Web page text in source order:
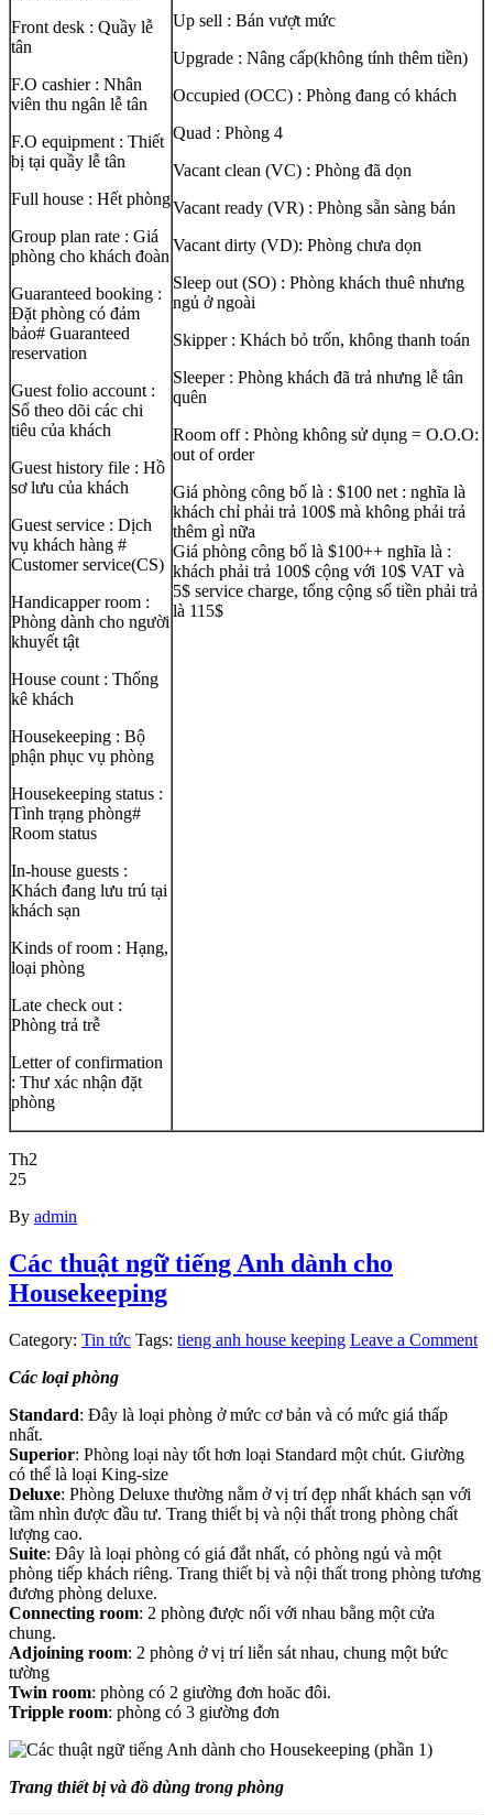
Front desk : Quầy lễ
tân
F.O cashier : Nhân
viên thu ngân lễ tân
F.O equipment : Thiết
bị tại quầy lễ tân
Full house : Hết phòng
Group plan rate : Giá
phòng cho khách đoàn
Guaranteed booking :
Đặt phòng có đảm
bảo# Guaranteed
reservation
Guest folio account :
Sổ theo dõi các chi
tiêu của khách
Guest history file : Hồ
sơ lưu của khách
Guest service : Dịch
vụ khách hàng #
Customer service(CS)
Handicapper room :
Phòng dành cho người
khuyết tật
House count : Thống
kê khách
Housekeeping : Bộ
phận phục vụ phòng
Housekeeping status :
Tình trạng phòng#
Room status
In-house guests :
Khách đang lưu trú tại
khách sạn
Kinds of room : Hạng,
loại phòng
Late check out :
Phòng trả trễ
Letter of confirmation
: Thư xác nhận đặt
phòng
Up sell : Bán vượt mức
Upgrade : Nâng cấp(không tính thêm tiền)
Occupied (OCC) : Phòng đang có khách
Quad : Phòng 4
Vacant clean (VC) : Phòng đã dọn
Vacant ready (VR) : Phòng sẵn sàng bán
Vacant dirty (VD): Phòng chưa dọn
Sleep out (SO) : Phòng khách thuê nhưng
ngủ ở ngoài
Skipper : Khách bỏ trốn, không thanh toán
Sleeper : Phòng khách đã trả nhưng lễ tân
quên
Room off : Phòng không sử dụng = O.O.O:
out of order
Giá phòng công bố là : $100 net : nghĩa là
khách chỉ phải trả 100$ mà không phải trả
thêm gì nữa
Giá phòng công bố là $100++ nghĩa là :
khách phải trả 100$ cộng với 10$ VAT và
5$ service charge, tổng cộng số tiền phải trả
là 115$
Th2
25
By admin
Các thuật ngữ tiếng Anh dành cho
Housekeeping
Category: Tin tức Tags: tieng anh house keeping Leave a Comment
Các loại phòng
Standard: Đây là loại phòng ở mức cơ bản và có mức giá thấp
nhất.
Superior: Phòng loại này tốt hơn loại Standard một chút. Giường
có thể là loại King-size
Deluxe: Phòng Deluxe thường nằm ở vị trí đẹp nhất khách sạn với
tầm nhìn được đầu tư. Trang thiết bị và nội thất trong phòng chất
lượng cao.
Suite: Đây là loại phòng có giá đắt nhất, có phòng ngủ và một
phòng tiếp khách riêng. Trang thiết bị và nội thất trong phòng tương
đương phòng deluxe.
Connecting room: 2 phòng được nối với nhau bằng một cửa
chung.
Adjoining room: 2 phòng ở vị trí liễn sát nhau, chung một bức
tường
Twin room: phòng có 2 giường đơn hoăc đôi.
Tripple room: phòng có 3 giường đơn
Trang thiết bị và đồ dùng trong phòng